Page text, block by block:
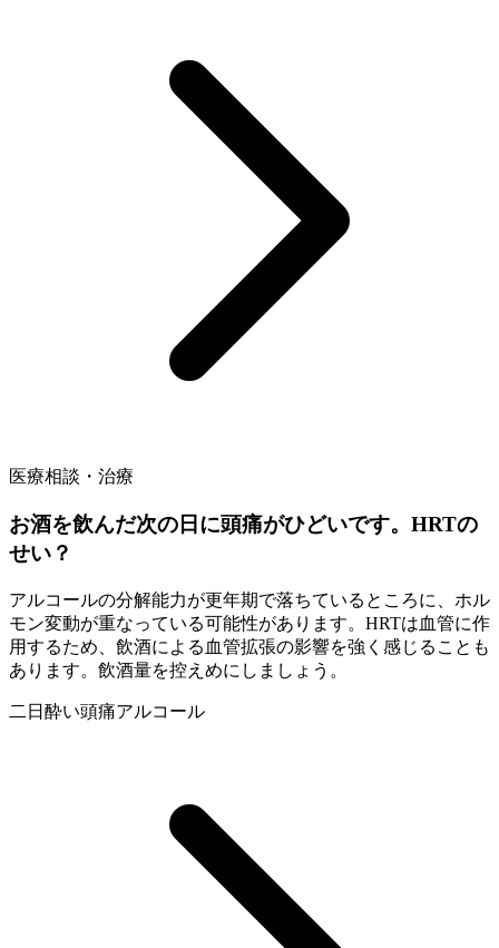
医療相談・治療
お酒を飲んだ次の日に頭痛がひどいです。HRTの
せい？
アルコールの分解能力が更年期で落ちているところに、ホル
モン変動が重なっている可能性があります。HRTは血管に作
用するため、飲酒による血管拡張の影響を強く感じることも
あります。飲酒量を控えめにしましょう。
二日酔い頭痛アルコール